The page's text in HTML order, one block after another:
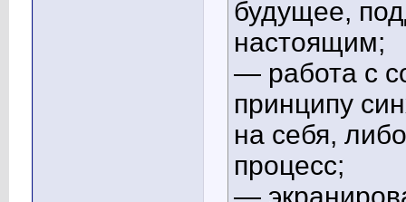
будущее,
настоящим;
— работа с
принципу
на себя,
процесс;